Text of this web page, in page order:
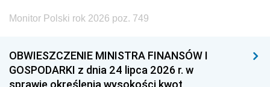
Monitor Polski rok 2026 poz. 749
OBWIESZCZENIE MINISTRA FINANSÓW I
GOSPODARKI z dnia 24 lipca 2026 r. w